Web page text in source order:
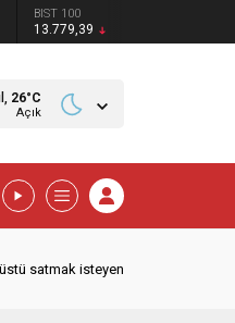
BIST 100
13.779,39
26°C
Açık
satmak isteyen